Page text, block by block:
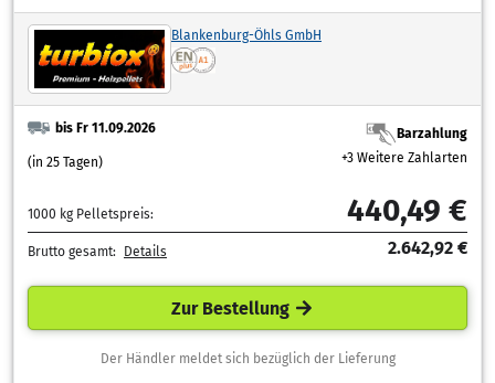
Blankenburg-Öhls GmbH
bis Fr 11.09.2026
(in 25 Tagen)
Barzahlung
+3 Weitere Zahlarten
1000 kg Pelletspreis: 440,49 €
Brutto gesamt: Details 2.642,92 €
Zur Bestellung
Der Händler meldet sich bezüglich der Lieferung